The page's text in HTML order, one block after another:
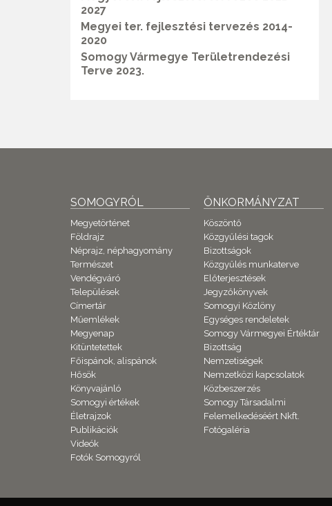
2027
Megyei ter. fejlesztési tervezés 2014-
2020
Somogy Vármegye Területrendezési
Terve 2023.
SOMOGYRÓL
Megyetörténet
Földrajz
Néprajz, néphagyomány
Természet
Vendégváró
Települések
Címertár
Műemlékek
Megyenap
Kitüntetettek
Főispánok, alispánok
Hősök
Könyvajánló
Somogyi értékek
Életrajzok
Publikációk
Videók
Fotók Somogyról
ÖNKORMÁNYZAT
Köszöntő
Közgyűlési tagok
Bizottságok
Közgyűlés munkaterve
Előterjesztések
Jegyzőkönyvek
Somogyi Közlöny
Egységes rendeletek
Somogy Vármegyei Értéktár
Bizottság
Nemzetiségek
Nemzetközi kapcsolatok
Közbeszerzés
Somogy Társadalmi
Felemelkedéséért Nkft.
Fotógaléria